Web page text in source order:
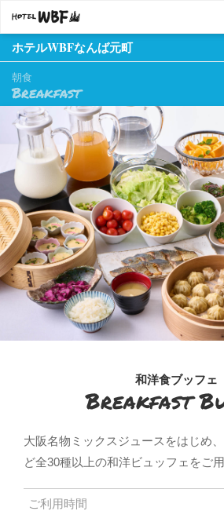
ホテルWBFなんば元町
朝食
Breakfast
和洋食ブッフェ
Breakfast
大阪名物ミックスジュースをはじめ
ど全30種以上の和洋ビュッフェをご用
ご利用時間